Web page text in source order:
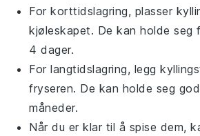
For korttidslagring, plasser
kjøleskapet. De kan holde seg
4 dager.
For langtidslagring, legg
fryseren. De kan holde seg
måneder.
Når du er klar til å spise dem,